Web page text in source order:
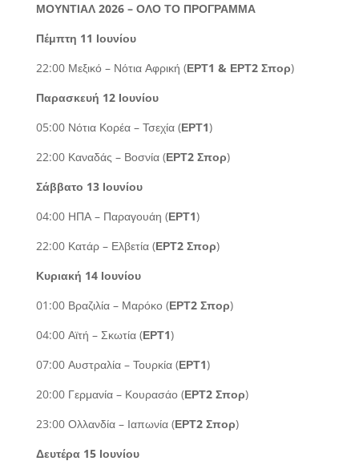
ΜΟΥΝΤΙΑΛ 2026 – ΟΛΟ ΤΟ ΠΡΟΓΡΑΜΜΑ
Πέμπτη 11 Ιουνίου
22:00 Μεξικό – Νότια Αφρική (ΕΡΤ1 & ΕΡΤ2 Σπορ)
Παρασκευή 12 Ιουνίου
05:00 Νότια Κορέα – Τσεχία (ΕΡΤ1)
22:00 Καναδάς – Βοσνία (ΕΡΤ2 Σπορ)
Σάββατο 13 Ιουνίου
04:00 ΗΠΑ – Παραγουάη (ΕΡΤ1)
22:00 Κατάρ – Ελβετία (ΕΡΤ2 Σπορ)
Κυριακή 14 Ιουνίου
01:00 Βραζιλία – Μαρόκο (ΕΡΤ2 Σπορ)
04:00 Αϊτή – Σκωτία (ΕΡΤ1)
07:00 Αυστραλία – Τουρκία (ΕΡΤ1)
20:00 Γερμανία – Κουρασάο (ΕΡΤ2 Σπορ)
23:00 Ολλανδία – Ιαπωνία (ΕΡΤ2 Σπορ)
Δευτέρα 15 Ιουνίου